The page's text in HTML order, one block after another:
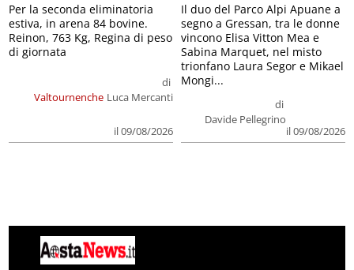
Valtournenche
di
Luca Mercanti
il 09/08/2026
Per la seconda eliminatoria
estiva, in arena 84 bovine.
Reinon, 763 Kg, Regina di peso
di giornata
di
Davide Pellegrino
il 09/08/2026
Il duo del Parco Alpi Apuane a
segno a Gressan, tra le donne
vincono Elisa Vitton Mea e
Sabina Marquet, nel misto
trionfano Laura Segor e Mikael
Mongi...